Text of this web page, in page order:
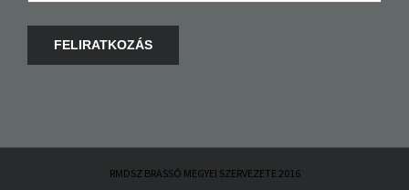
RMDSZ BRASSÓ MEGYEI SZERVEZETE 2016